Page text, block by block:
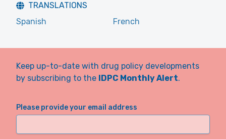
TRANSLATIONS
Spanish
French
Keep up-to-date with drug policy developments
by subscribing to the IDPC Monthly Alert.
Please provide your email address